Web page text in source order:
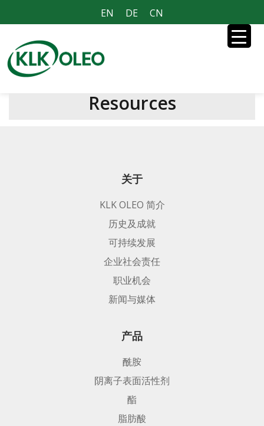
EN DE CN
Resources
关于
KLK OLEO 简介
历史及成就
可持续发展
企业社会责任
职业机会
新闻与媒体
产品
酰胺
阴离子表面活性剂
酯
脂肪酸